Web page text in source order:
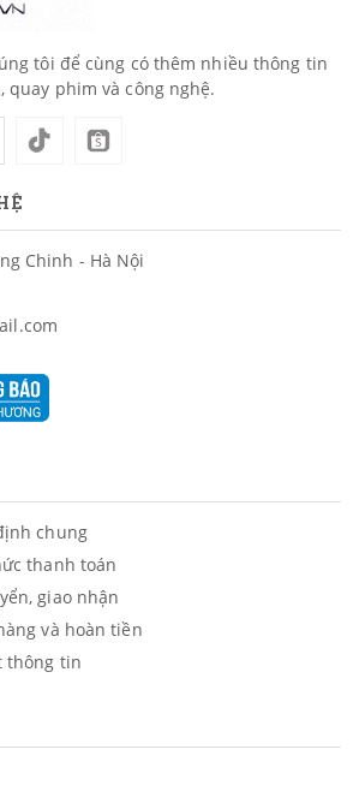
tôi để cùng có thêm nhiều thông tin
quay phim và công nghệ.
Chinh - Hà Nội
chung
thanh toán
giao nhận
và hoàn tiền
thông tin